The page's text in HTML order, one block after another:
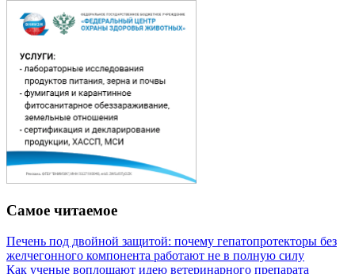
Самое читаемое
Печень под двойной защитой: почему гепатопротекторы без
желчегонного компонента работают не в полную силу
Как ученые воплощают идею ветеринарного препарата